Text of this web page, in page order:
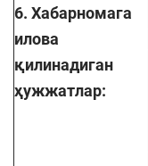
6. Хабарномага
илова
қилинадиган
ҳужжатлар: